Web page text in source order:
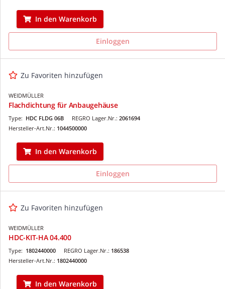
In den Warenkorb
Einloggen
Zu Favoriten hinzufügen
WEIDMÜLLER
Flachdichtung für Anbaugehäuse
REGRO Lager.Nr.: 2061694
Type: HDC FLDG 06B
Hersteller-Art.Nr.: 1044500000
In den Warenkorb
Einloggen
Zu Favoriten hinzufügen
WEIDMÜLLER
HDC-KIT-HA 04.400
REGRO Lager.Nr.: 186538
Type: 1802440000
Hersteller-Art.Nr.: 1802440000
In den Warenkorb